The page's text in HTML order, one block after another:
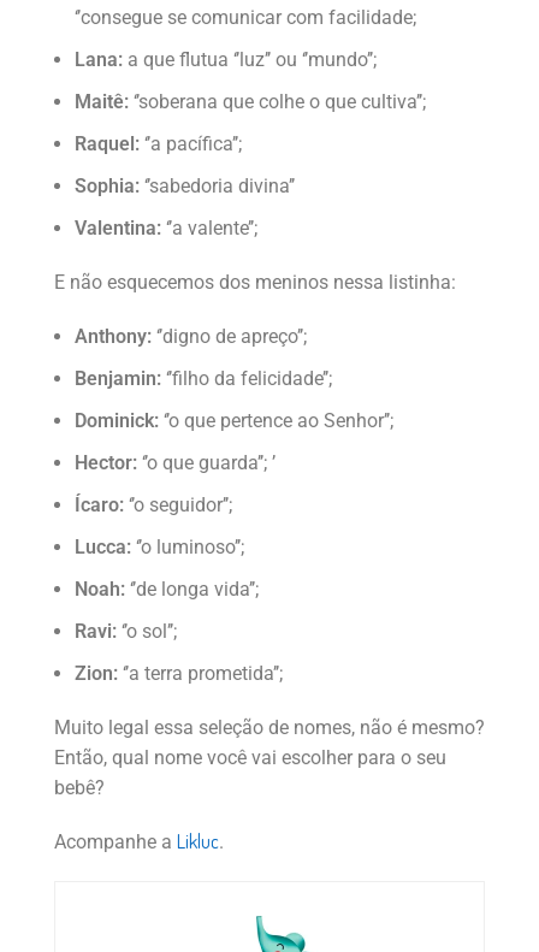
‘’consegue se comunicar com facilidade;
Lana: a que flutua ‘’luz’’ ou ‘’mundo’’;
Maitê: ‘’soberana que colhe o que cultiva’’;
Raquel: ‘’a pacífica’’;
Sophia: ‘’sabedoria divina’’
Valentina: ‘’a valente’’;
E não esquecemos dos meninos nessa listinha:
Anthony: ‘’digno de apreço’’;
Benjamin: ‘’filho da felicidade’’;
Dominick: ‘’o que pertence ao Senhor’’;
Hector: ‘’o que guarda’’; ’
Ícaro: ‘’o seguidor’’;
Lucca: ‘’o luminoso’’;
Noah: ‘’de longa vida’’;
Ravi: ‘’o sol’’;
Zion: ‘’a terra prometida’’;
Muito legal essa seleção de nomes, não é mesmo?
Então, qual nome você vai escolher para o seu
bebê?
Acompanhe a Likluc.